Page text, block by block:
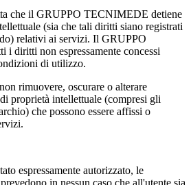
che il GRUPPO TECNIMEDE detiene
(sia che tali diritti siano registrati
relativi ai servizi. Il GRUPPO
diritti non espressamente concessi
di utilizzo.
rimuovere, oscurare o alterare
proprietà intellettuale (compresi gli
che possono essere affissi o
espressamente autorizzato, le